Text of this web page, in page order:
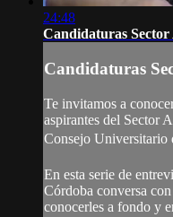
24:48
Candidaturas
Candidaturas
Te invitamos a
aspirantes del Sector
Consejo
En esta serie de
Córdoba conversa
conocerles a fondo y